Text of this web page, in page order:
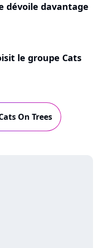
dévoile davantage
le groupe Cats
On Trees